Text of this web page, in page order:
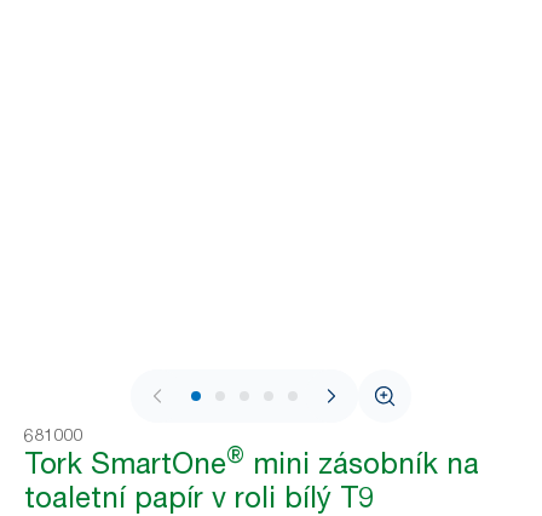
1 / 9
681000
Tork SmartOne® mini zásobník na
toaletní papír v roli bílý T9